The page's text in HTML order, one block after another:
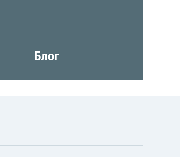
Блог